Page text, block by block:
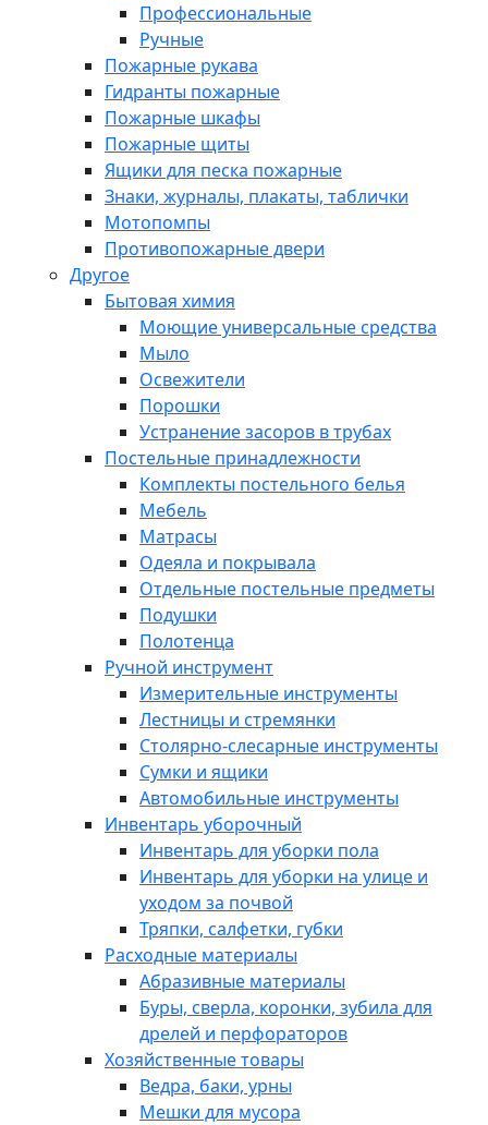
Профессиональные
Ручные
Пожарные рукава
Гидранты пожарные
Пожарные шкафы
Пожарные щиты
Ящики для песка пожарные
Знаки, журналы, плакаты, таблички
Мотопомпы
Противопожарные двери
Другое
Бытовая химия
Моющие универсальные средства
Мыло
Освежители
Порошки
Устранение засоров в трубах
Постельные принадлежности
Комплекты постельного белья
Мебель
Матрасы
Одеяла и покрывала
Отдельные постельные предметы
Подушки
Полотенца
Ручной инструмент
Измерительные инструменты
Лестницы и стремянки
Столярно-слесарные инструменты
Сумки и ящики
Автомобильные инструменты
Инвентарь уборочный
Инвентарь для уборки пола
Инвентарь для уборки на улице и
уходом за почвой
Тряпки, салфетки, губки
Расходные материалы
Абразивные материалы
Буры, сверла, коронки, зубила для
дрелей и перфораторов
Хозяйственные товары
Ведра, баки, урны
Мешки для мусора